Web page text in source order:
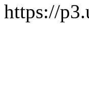
https://